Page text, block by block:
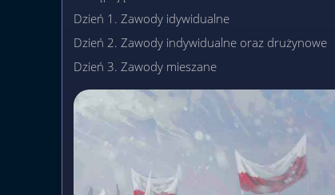
Dzień 1. Zawody idywidualne
Dzień 2. Zawody indywidualne oraz drużynowe
Dzień 3. Zawody mieszane